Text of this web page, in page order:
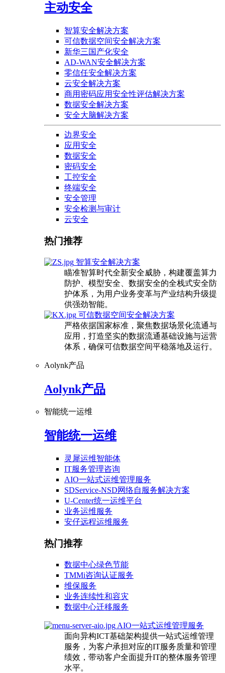
主动安全
智算安全解决方案
可信数据空间安全解决方案
新华三国产化安全
AD-WAN安全解决方案
零信任安全解决方案
云安全解决方案
商用密码应用安全性评估解决方案
数据安全解决方案
安全大脑解决方案
边界安全
应用安全
数据安全
密码安全
工控安全
终端安全
安全管理
安全检测与审计
云安全
热门推荐
智算安全解决方案
瞄准智算时代全新安全威胁，构建覆盖算力
防护、模型安全、数据安全的全栈式安全防
护体系，为用户业务变革与产业结构升级提
供强劲智能。
可信数据空间安全解决方案
严格依据国家标准，聚焦数据场景化流通与
应用，打造坚实的数据流通基础设施与运营
体系，确保可信数据空间平稳落地及运行。
Aolynk产品
Aolynk产品
智能统一运维
智能统一运维
灵犀运维智能体
IT服务管理咨询
AIO一站式运维管理服务
SDService-NSD网络自服务解决方案
U-Center统一运维平台
业务运维服务
安仔远程运维服务
热门推荐
数据中心绿色节能
TMMi咨询认证服务
维保服务
业务连续性和容灾
数据中心迁移服务
AIO一站式运维管理服务
面向异构ICT基础架构提供一站式运维管理
服务，为客户承担对应的IT服务质量和管理
绩效，带动客户全面提升IT的整体服务管理
水平。